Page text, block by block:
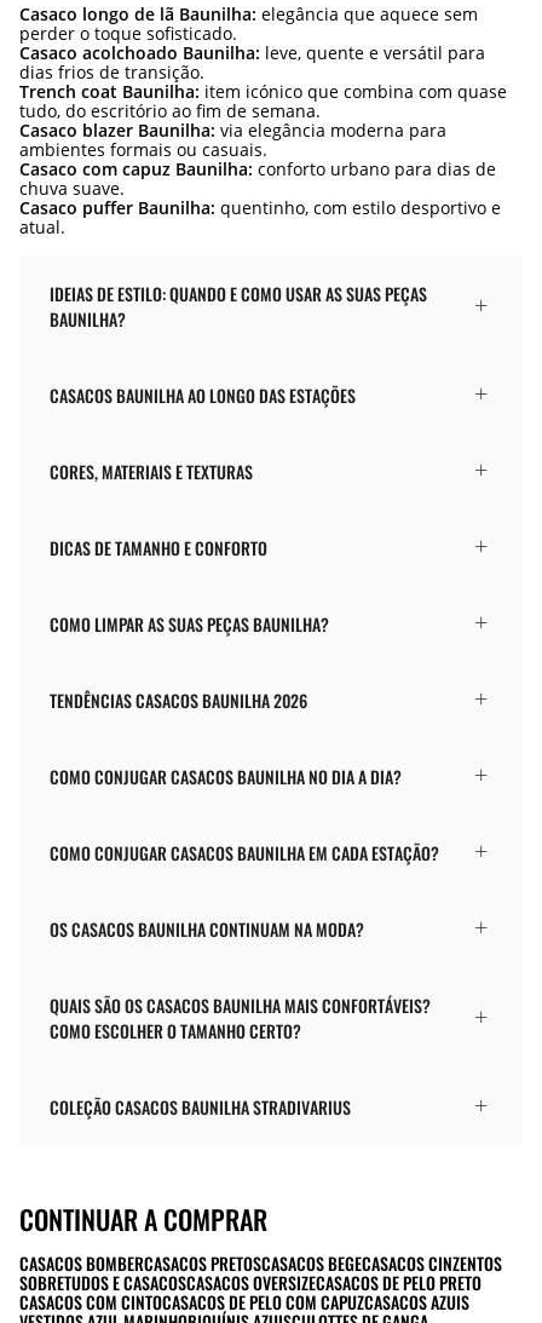
Casaco longo de lã Baunilha: elegância que aquece sem
perder o toque sofisticado.
Casaco acolchoado Baunilha: leve, quente e versátil para
dias frios de transição.
Trench coat Baunilha: item icónico que combina com quase
tudo, do escritório ao fim de semana.
Casaco blazer Baunilha: via elegância moderna para
ambientes formais ou casuais.
Casaco com capuz Baunilha: conforto urbano para dias de
chuva suave.
Casaco puffer Baunilha: quentinho, com estilo desportivo e
atual.
IDEIAS DE ESTILO: QUANDO E COMO USAR AS SUAS PEÇAS
BAUNILHA?
CASACOS BAUNILHA AO LONGO DAS ESTAÇÕES
CORES, MATERIAIS E TEXTURAS
DICAS DE TAMANHO E CONFORTO
COMO LIMPAR AS SUAS PEÇAS BAUNILHA?
TENDÊNCIAS CASACOS BAUNILHA 2026
COMO CONJUGAR CASACOS BAUNILHA NO DIA A DIA?
COMO CONJUGAR CASACOS BAUNILHA EM CADA ESTAÇÃO?
OS CASACOS BAUNILHA CONTINUAM NA MODA?
QUAIS SÃO OS CASACOS BAUNILHA MAIS CONFORTÁVEIS?
COMO ESCOLHER O TAMANHO CERTO?
COLEÇÃO CASACOS BAUNILHA STRADIVARIUS
CONTINUAR A COMPRAR
CASACOS BOMBERCASACOS PRETOSCASACOS BEGECASACOS CINZENTOS
SOBRETUDOS E CASACOSCASACOS OVERSIZECASACOS DE PELO PRETO
CASACOS COM CINTOCASACOS DE PELO COM CAPUZCASACOS AZUIS